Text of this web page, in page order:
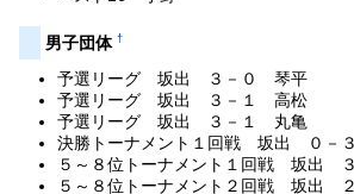
男子団体†
予選リーグ 坂出 ３－０ 琴平
予選リーグ 坂出 ３－１ 高松
予選リーグ 坂出 ３－１ 丸亀
決勝トーナメント１回戦 坂出 ０－
５～８位トーナメント１回戦 坂出
５～８位トーナメント２回戦 坂出